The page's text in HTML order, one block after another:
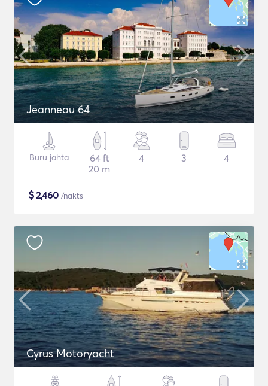
Jeanneau 64
Buru jahta
64 ft
20 m
4 3 4
$2,460 /nakts
Cyrus Motoryacht